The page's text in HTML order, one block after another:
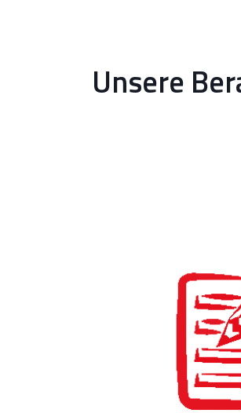
Unsere
Automatisierte,
Compliance-
und Behörden
Effizienzdurch